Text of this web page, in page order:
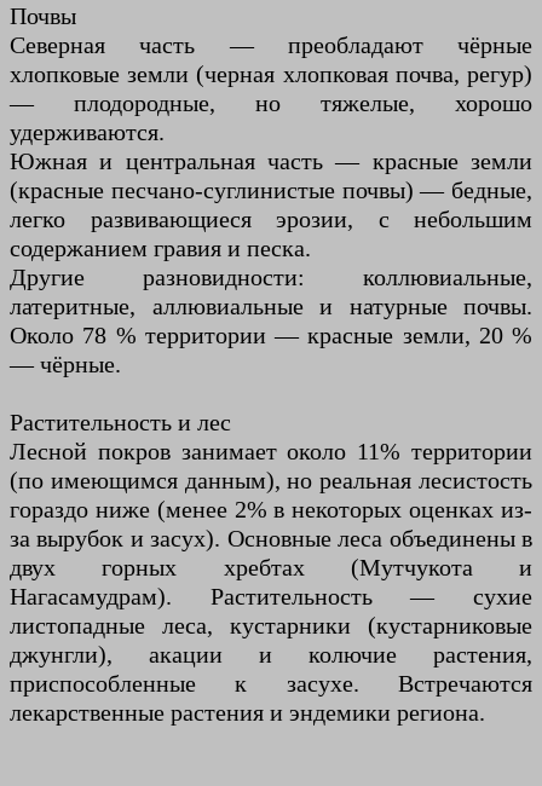
Почвы
Северная часть — преобладают чёрные
хлопковые земли (черная хлопковая почва, регур)
— плодородные, но тяжелые, хорошо
удерживаются.
Южная и центральная часть — красные земли
(красные песчано-суглинистые почвы) — бедные,
легко развивающиеся эрозии, с небольшим
содержанием гравия и песка.
Другие разновидности: коллювиальные,
латеритные, аллювиальные и натурные почвы.
Около 78 % территории — красные земли, 20 %
— чёрные.
Растительность и лес
Лесной покров занимает около 11% территории
(по имеющимся данным), но реальная лесистость
гораздо ниже (менее 2% в некоторых оценках из-
за вырубок и засух). Основные леса объединены в
двух горных хребтах (Мутчукота и
Нагасамудрам). Растительность — сухие
листопадные леса, кустарники (кустарниковые
джунгли), акации и колючие растения,
приспособленные к засухе. Встречаются
лекарственные растения и эндемики региона.